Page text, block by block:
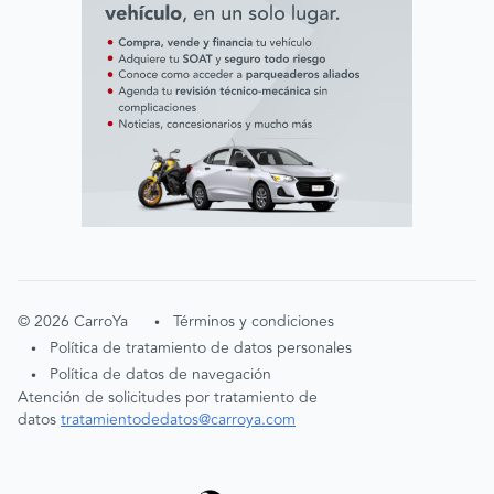
©2026 CarroYa • Términos y condiciones
• Política de tratamiento de datos personales
•
Política de datos de navegación
Atención de solicitudes por tratamiento de
datostratamientodedatos@carroya.com